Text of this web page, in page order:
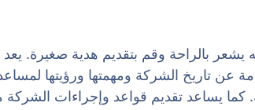
بالراحة وقم بتقديم هدية صغيرة. يعد
تاريخ الشركة ومهمتها ورؤيتها
يساعد تقديم قواعد وإجراءات الشركة